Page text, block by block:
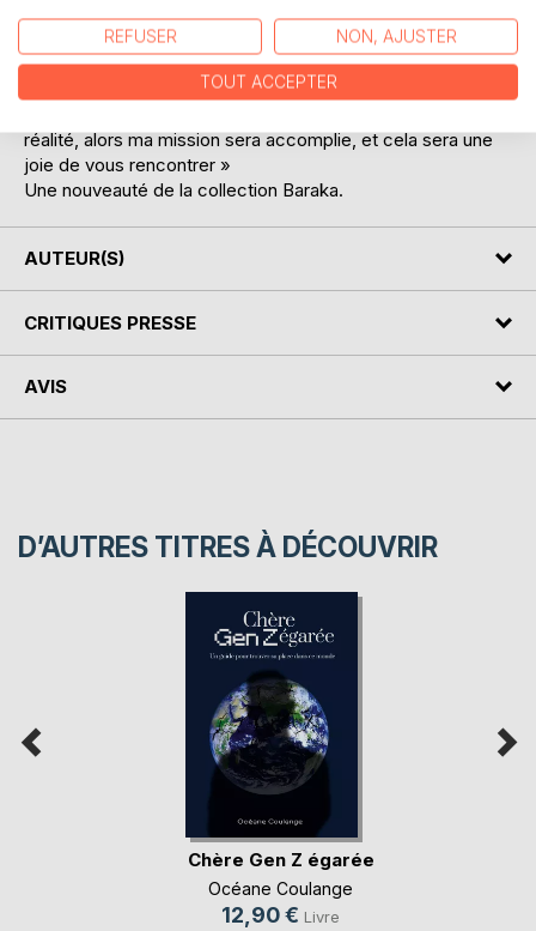
clés qui m’ont inspirées et de vous aider dans vos projets
comme un carnet de route de la réussite. Ce livre est
destiné à tous, car l’atteinte de nos objectifs est commune
à chacun. Si, après avoir lu ce livre, vous réalisez que tout
réalité, alors ma mission sera accomplie, et cela sera une
joie de vous rencontrer »
Une nouveauté de la collection Baraka.
AUTEUR(S)
CRITIQUES PRESSE
AVIS
D’AUTRES TITRES À DÉCOUVRIR
Chère Gen Z égarée
Océane Coulange
12,90 € Livre
REFUSER NON, AJUSTER
TOUT ACCEPTER